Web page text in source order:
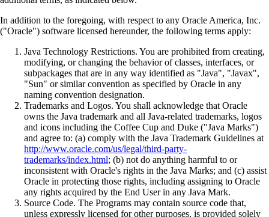
In addition to the foregoing, with respect to any Oracle America, Inc.
("Oracle") software licensed hereunder, the following terms apply:
Java Technology Restrictions. You are prohibited from creating,
modifying, or changing the behavior of classes, interfaces, or
subpackages that are in any way identified as "Java", "Javax",
"Sun" or similar convention as specified by Oracle in any
naming convention designation.
Trademarks and Logos. You shall acknowledge that Oracle
owns the Java trademark and all Java-related trademarks, logos
and icons including the Coffee Cup and Duke ("Java Marks")
and agree to: (a) comply with the Java Trademark Guidelines at
http://www.oracle.com/us/legal/third-party-
trademarks/index.html; (b) not do anything harmful to or
inconsistent with Oracle's rights in the Java Marks; and (c) assist
Oracle in protecting those rights, including assigning to Oracle
any rights acquired by the End User in any Java Mark.
Source Code. The Programs may contain source code that,
unless expressly licensed for other purposes, is provided solely